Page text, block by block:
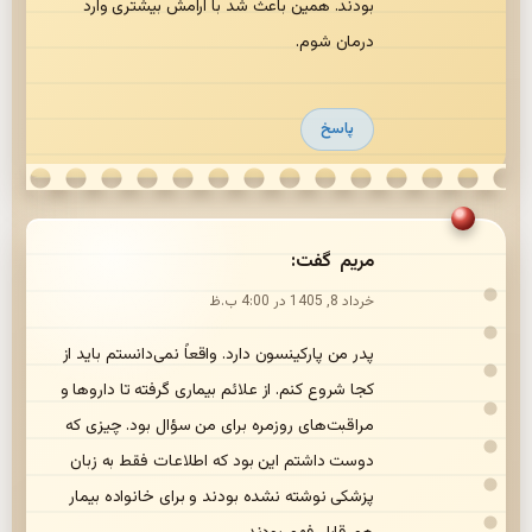
بودند. همین باعث شد با آرامش بیشتری وارد
درمان شوم.
پاسخ
مریم گفت:
خرداد 8, 1405 در 4:00 ب.ظ
پدر من پارکینسون دارد. واقعاً نمی‌دانستم باید از
کجا شروع کنم. از علائم بیماری گرفته تا داروها و
مراقبت‌های روزمره برای من سؤال بود. چیزی که
دوست داشتم این بود که اطلاعات فقط به زبان
پزشکی نوشته نشده بودند و برای خانواده بیمار